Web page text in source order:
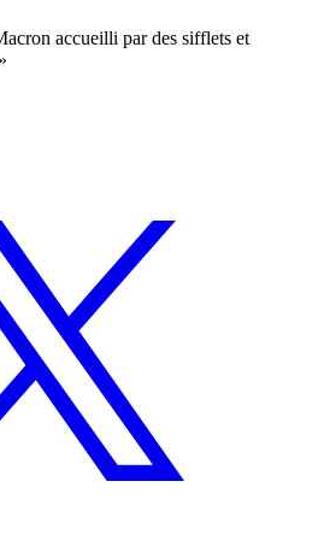
accueilli par des sifflets et